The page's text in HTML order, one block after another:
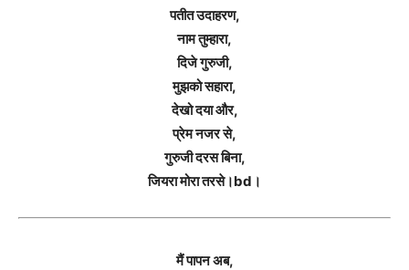
पतीत उदाहरण,
नाम तुम्हारा,
दिजे गुरुजी,
मुझको सहारा,
देखो दया और,
प्रेम नजर से,
गुरुजी दरस बिना,
जियरा मोरा तरसे।bd।
मैं पापन अब,